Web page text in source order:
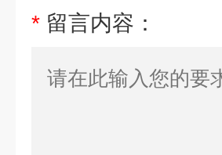
* 留言内容：